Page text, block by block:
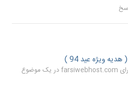
ویژه عید 94 )
farsiwebhost.com پاسخی برای farsiwebhost.com در یک موضوع